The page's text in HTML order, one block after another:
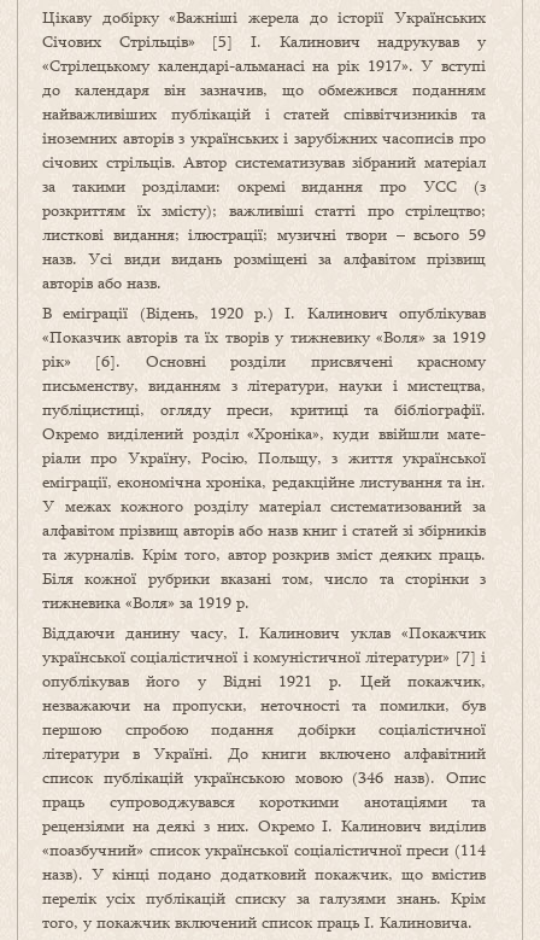
Цікаву добірку «Важніші жерела до історії Україн­ських
Січових Стрільців» [5] І. Калинович надрукував у
«Стрілецькому календарі-альманасі на рік 1917». У вступі
до календаря він зазначив, що обмежився поданням
найважливіших публікацій і статей співвітчизників та
іноземних авторів з українських і зарубіжних часописів про
січових стрільців. Автор систематизував зібраний матеріал
за такими роз­ділами: окремі видання про УСС (з
розкриттям їх змісту); важливіші статті про стрілецтво;
листкові видання; ілюстрації; музичні твори – всього 59
назв. Усі види видань розміщені за алфа­вітом прізвищ
авторів або назв.
В еміграції (Відень, 1920 р.) І. Калинович опублікував
«Показчик авторів та їх творів у тижневику «Воля» за 1919
рік» [6]. Основні розділи присвячені красному
письменству, виданням з літератури, науки і мистецтва,
публіцистиці, огляду преси, критиці та бібліографії.
Окремо виділений розділ «Хроніка», куди ввійшли мате­
ріали про Україну, Росію, Польщу, з життя української
еміграції, економічна хроніка, редакційне листування та ін.
У межах кожного розділу матеріал систематизований за
алфавітом прізвищ авторів або назв книг і статей зі збірників
та журналів. Крім того, автор розкрив зміст деяких праць.
Біля кожної рубрики вказані том, число та сторінки з
тижневика «Воля» за 1919 р.
Віддаючи данину часу, І. Калинович уклав «Покажчик
української соціалістичної і кому­ністичної літератури» [7] і
опублікував його у Відні 1921 р. Цей покажчик,
незважаючи на пропуски, неточності та помилки, був
першою спробою подання добірки соціалістичної
літератури в Україні. До книги включено алфавітний
список публікацій українською мовою (346 назв). Опис
праць су­проводжувався короткими анотаціями та
рецензіями на деякі з них. Окремо І. Калинович виділив
«поазбучний» спи­сок української соціалістичної преси (114
назв). У кінці подано додатковий покажчик, що вмістив
перелік усіх публікацій списку за галузями знань. Крім
того, у покажчик включений список праць І. Калиновича.